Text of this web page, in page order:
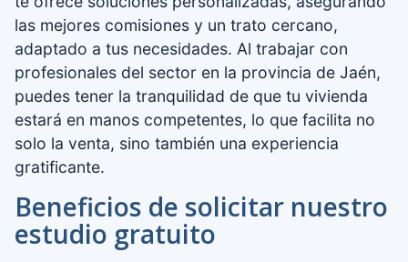
las mejores comisiones y un trato cercano,
adaptado a tus necesidades. Al trabajar con
profesionales del sector en la provincia de Jaén,
puedes tener la tranquilidad de que tu vivienda
estará en manos competentes, lo que facilita no
solo la venta, sino también una experiencia
gratificante.
Beneficios de solicitar nuestro
estudio gratuito